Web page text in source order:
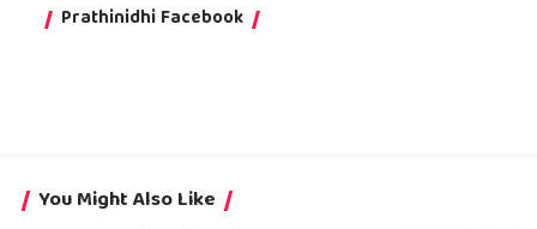
Prathinidhi Facebook
You Might Also Like